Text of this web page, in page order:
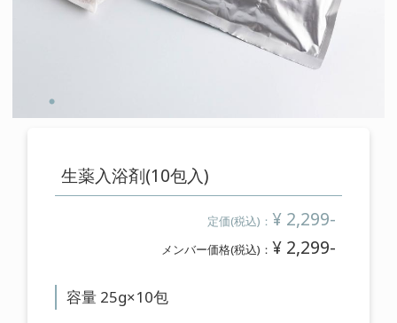
よくある質問
salon
メンバー登録案内
生薬入浴剤(10包入)
定価(税込)： ¥ 2,299-
メンバー価格(税込)： ¥ 2,299-
容量 25g×10包